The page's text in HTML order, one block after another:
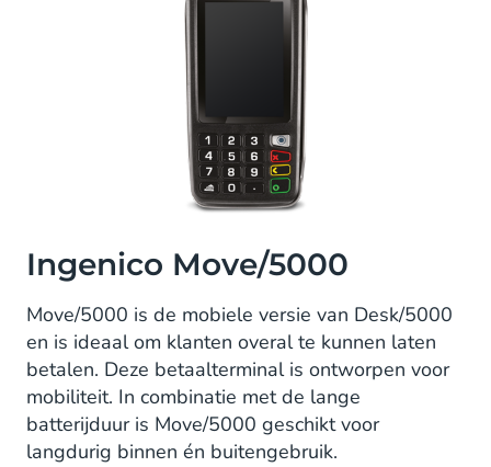
Ingenico Move/5000
Move/5000 is de mobiele versie van Desk/5000
en is ideaal om klanten overal te kunnen laten
betalen. Deze betaalterminal is ontworpen voor
mobiliteit. In combinatie met de lange
batterijduur is Move/5000 geschikt voor
langdurig binnen én buitengebruik.